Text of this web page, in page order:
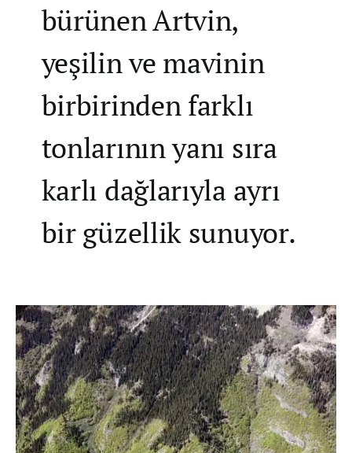
bürünen Artvin,
yeşilin ve mavinin
birbirinden farklı
tonlarının yanı sıra
karlı dağlarıyla ayrı
bir güzellik sunuyor.